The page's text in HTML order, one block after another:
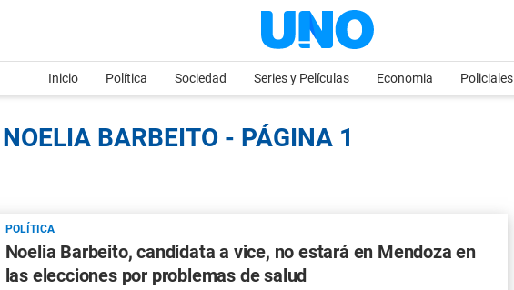
Inicio Política Sociedad Series y Películas Economia Policiales
BARBEITO - PÁGINA 1
POLÍTICA
Noelia Barbeito, candidata a vice, no estará en Mendoza en
las elecciones por problemas de salud